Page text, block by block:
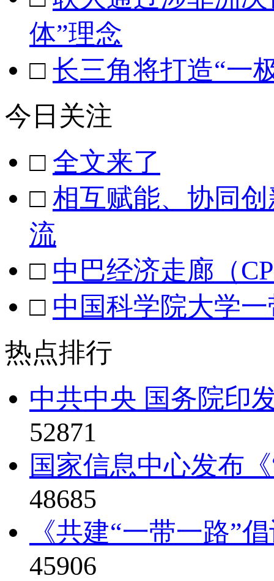
体”理念
□ 长三角将打造“一
今日关注
□ 全文来了
□ 相互赋能、协同
流
□ 中巴经济走廊（
□ 中国科学院大学
热点排行
中共中央 国务院印
52871
国家信息中心发布
48685
《共建“一带一路”
45906